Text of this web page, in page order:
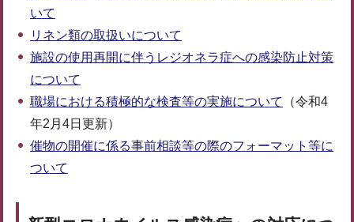
いて
リネン類の取扱いについて
施設の使用再開に伴うレジオネラ症への感染防止対策
について
職場における積極的な検査等の実施について
（令和4
年2月4日更新）
催物の開催に係る事前相談等の際のフォーマット等に
ついて